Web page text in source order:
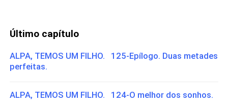
Último capítulo
ALPA, TEMOS UM FILHO. 125-Epílogo. Duas metades
perfeitas.
ALPA, TEMOS UM FILHO. 124-O melhor dos sonhos.